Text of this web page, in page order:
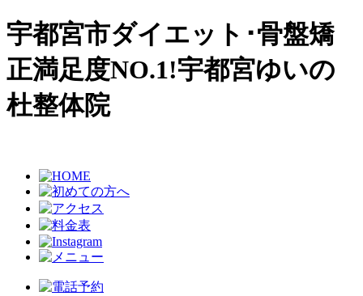
宇都宮市ダイエット･骨盤矯
正満足度NO.1!宇都宮ゆいの
杜整体院